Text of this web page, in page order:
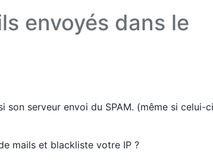
envoyés dans le
serveur envoi du SPAM. (même si celui-
mails et blackliste votre IP ?